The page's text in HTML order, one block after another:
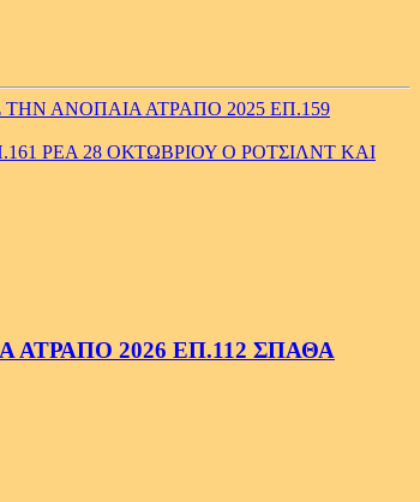
ΑΝΟΠΑΙΑ ΑΤΡΑΠΟ 2025 ΕΠ.159
ΡΕΑ 28 ΟΚΤΩΒΡΙΟΥ Ο ΡΟΤΣΙΛΝΤ ΚΑΙ
2026 ΕΠ.112 ΣΠΑΘΑ